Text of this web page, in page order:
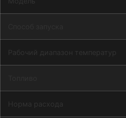
Рабочий диапазон температур
Норма расхода